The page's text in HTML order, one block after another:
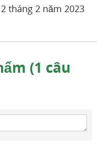
tháng 2 năm 2023
(1 câu